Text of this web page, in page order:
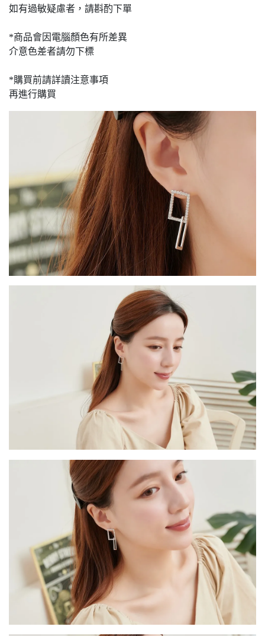
如有過敏疑慮者，請斟酌下單
*商品會因電腦顏色有所差異
介意色差者請勿下標
*購買前請詳讀注意事項
再進行購買